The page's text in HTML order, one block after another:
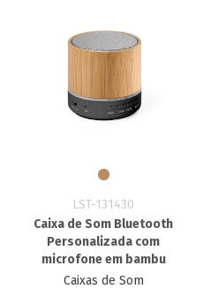
LST-131430
Caixa de Som Bluetooth
Personalizada com
microfone em bambu
Caixas de Som